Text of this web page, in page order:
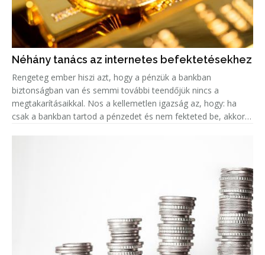
Néhány tanács az internetes befektetésekhez
Rengeteg ember hiszi azt, hogy a pénzük a bankban
biztonságban van és semmi további teendőjük nincs a
megtakarításaikkal. Nos a kellemetlen igazság az, hogy: ha
csak a bankban tartod a pénzedet és nem fekteted be, akkor